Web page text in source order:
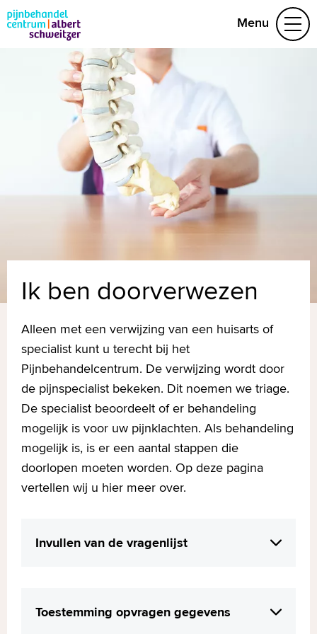
Menu
Aandoeningen
Behandelteam
Contact
(078) 654 22 19
Naar home asz.nl
Ik ben doorverwezen
Alleen met een verwijzing van een huisarts of
specialist kunt u terecht bij het
Pijnbehandelcentrum. De verwijzing wordt door
de pijnspecialist bekeken. Dit noemen we triage.
De specialist beoordeelt of er behandeling
mogelijk is voor uw pijnklachten. Als behandeling
mogelijk is, is er een aantal stappen die
doorlopen moeten worden. Op deze pagina
vertellen wij u hier meer over.
Invullen van de vragenlijst
vragenlijst invult. U ontvangt een e-mail met
Toestemming opvragen gegevens